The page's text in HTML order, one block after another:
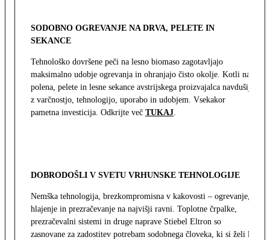
SODOBNO OGREVANJE NA DRVA, PELETE IN
SEKANCE
Tehnološko dovršene peči na lesno biomaso zagotavljajo
maksimalno udobje ogrevanja in ohranjajo čisto okolje. Kotli na
polena, pelete in lesne sekance avstrijskega proizvajalca navdušijo
z varčnostjo, tehnologijo, uporabo in udobjem. Vsekakor
pametna investicija. Odkrijte več TUKAJ.
DOBRODOŠLI V SVETU VRHUNSKE TEHNOLOGIJE
Nemška tehnologija, brezkompromisna v kakovosti – ogrevanje,
hlajenje in prezračevanje na najvišji ravni. Toplotne črpalke,
prezračevalni sistemi in druge naprave Stiebel Eltron so
zasnovane za zadostitev potrebam sodobnega človeka, ki si želi le